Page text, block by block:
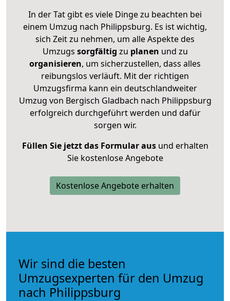
In der Tat gibt es viele Dinge zu beachten bei
einem Umzug nach Philippsburg. Es ist wichtig,
sich Zeit zu nehmen, um alle Aspekte des
Umzugs sorgfältig zu planen und zu
organisieren, um sicherzustellen, dass alles
reibungslos verläuft. Mit der richtigen
Umzugsfirma kann ein deutschlandweiter
Umzug von Bergisch Gladbach nach Philippsburg
erfolgreich durchgeführt werden und dafür
sorgen wir.
Füllen Sie jetzt das Formular ausund erhalten
Sie kostenlose Angebote
Kostenlose Angebote erhalten
Wir sind die besten
Umzugsexperten für den Umzug
nach Philippsburg